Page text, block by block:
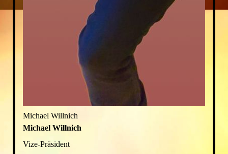
Michael Willnich
Michael Willnich
Vize-Präsident